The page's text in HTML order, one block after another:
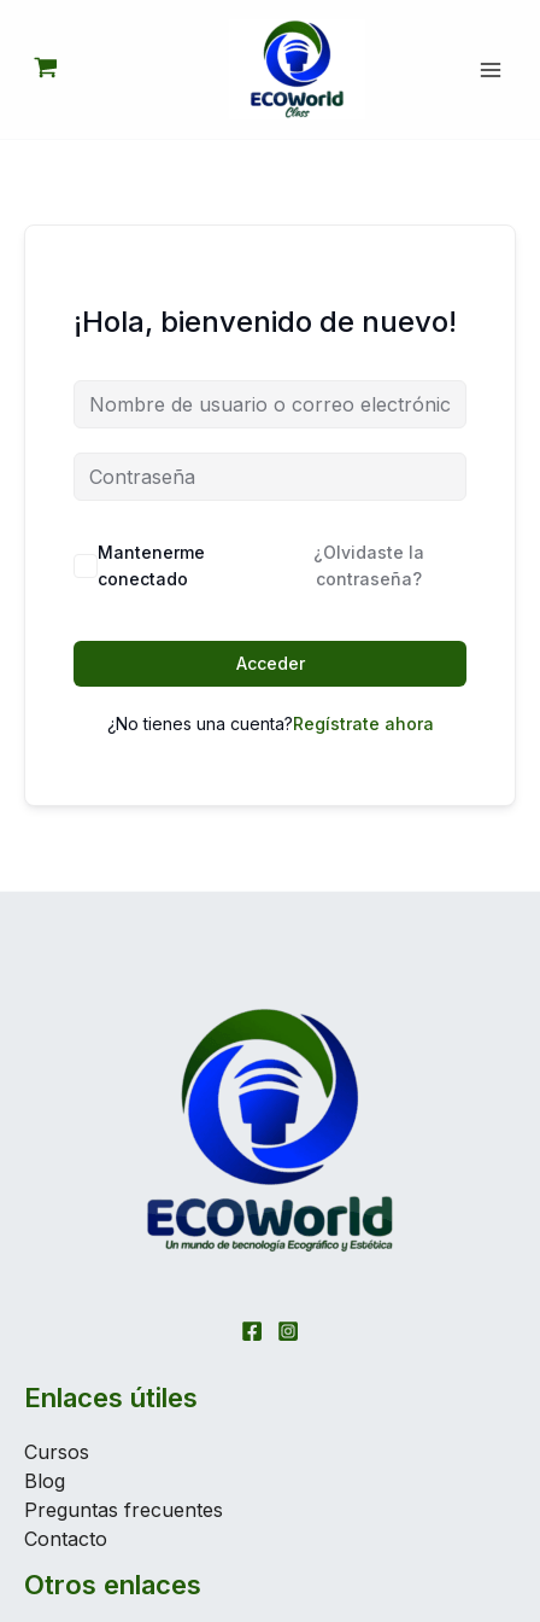
contenido
¡Hola, bienvenido de nuevo!
Mantenerme
conectado
¿Olvidaste la
contraseña?
Acceder
¿No tienes una cuenta?Regístrate ahora
Enlaces útiles
Cursos
Blog
Preguntas frecuentes
Contacto
Otros enlaces